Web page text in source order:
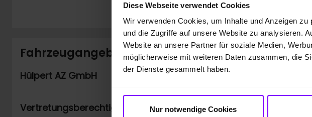
Diese Webseite verwendet Cookies
Wir verwenden Cookies, um Inhalte und Anzeigen
und die Zugriffe auf unsere Website zu analysieren.
Website an unsere Partner für soziale Medien,
möglicherweise mit weiteren Daten zusammen, die
der Dienste gesammelt haben.
Nur notwendige Cookies
Fahrzeugangebot der Hülpert AZ GmbH
Hülpert AZ GmbH
Vertretungsberechtigt: